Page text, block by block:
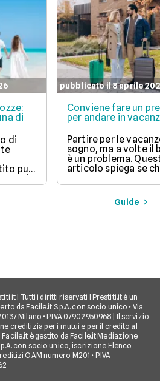
di
di
può
tipi ci
pubblicato il 8 aprile
Conviene fare un
per andare in
Partire per le
sogno, ma a volte il
è un problema.
articolo spiega se
una buona idea,
vantaggi come la
di partire subito e
pagare. Scopri
Guide
| Tutti i diritti riservati | Prestiti.it è un
da Facile.it S.p.A. con socio unico • Via
Milano • P.IVA 07902950968 | Il servizio
creditizia per i mutui e per il credito al
è gestito da Facile.it Mediazione
con socio unico, iscrizione Elenco
OAM numero M201 • P.IVA